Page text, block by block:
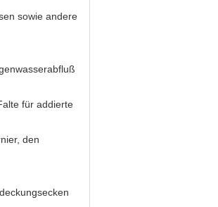
sowie andere
für addierte
den